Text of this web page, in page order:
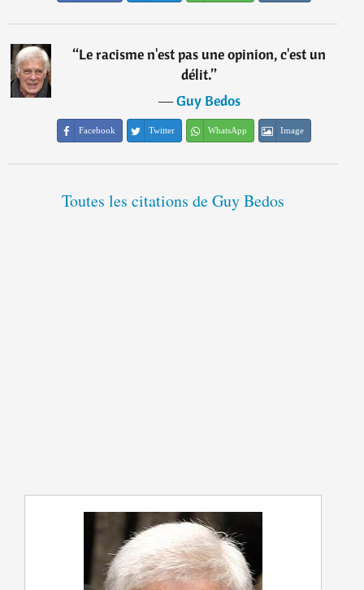
“Le racisme n'est pas une opinion, c'est un
délit.”
―Guy Bedos
Facebook Twitter WhatsApp Image
Toutes les citations de Guy Bedos